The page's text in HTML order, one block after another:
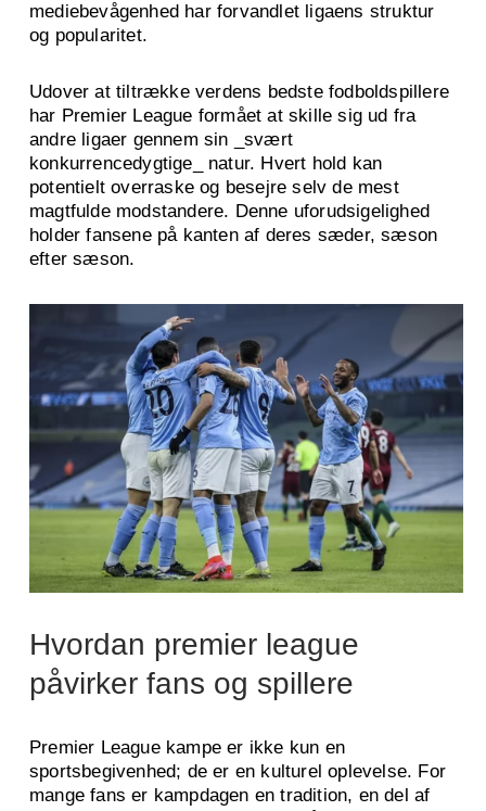
mediebevågenhed har forvandlet ligaens struktur
og popularitet.
Udover at tiltrække verdens bedste fodboldspillere
har Premier League formået at skille sig ud fra
andre ligaer gennem sin _svært
konkurrencedygtige_ natur. Hvert hold kan
potentielt overraske og besejre selv de mest
magtfulde modstandere. Denne uforudsigelighed
holder fansene på kanten af deres sæder, sæson
efter sæson.
Hvordan premier league
påvirker fans og spillere
Premier League kampe er ikke kun en
sportsbegivenhed; de er en kulturel oplevelse. For
mange fans er kampdagen en tradition, en del af